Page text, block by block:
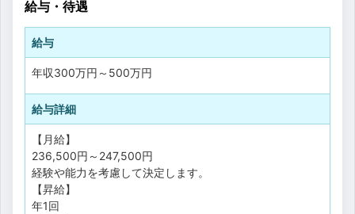
給与・待遇
給与
年収300万円 ～ 500万円
給与詳細
【月給】
236,500円～247,500円
経験や能力を考慮して決定します。
【昇給】
年1回